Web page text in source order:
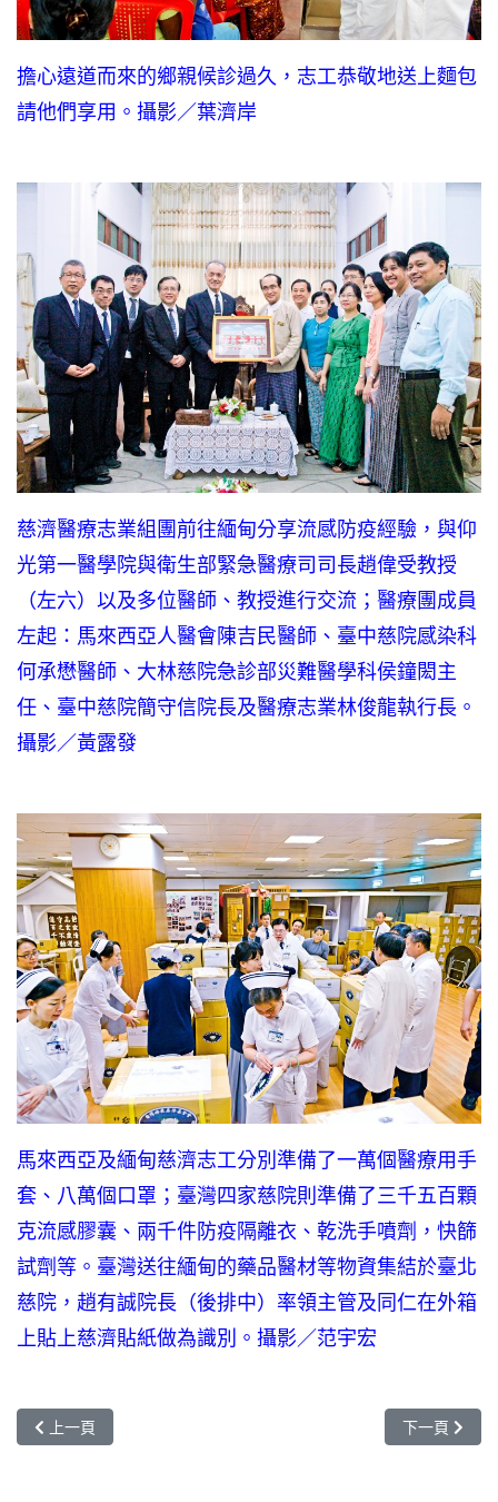
擔心遠道而來的鄉親候診過久，志工恭敬地送上麵包
請他們享用。攝影／葉濟岸
慈濟醫療志業組團前往緬甸分享流感防疫經驗，與仰
光第一醫學院與衛生部緊急醫療司司長趙偉受教授
（左六）以及多位醫師、教授進行交流；醫療團成員
左起：馬來西亞人醫會陳吉民醫師、臺中慈院感染科
何承懋醫師、大林慈院急診部災難醫學科侯鐘閎主
任、臺中慈院簡守信院長及醫療志業林俊龍執行長。
攝影／黃露發
馬來西亞及緬甸慈濟志工分別準備了一萬個醫療用手
套、八萬個口罩；臺灣四家慈院則準備了三千五百顆
克流感膠囊、兩千件防疫隔離衣、乾洗手噴劑，快篩
試劑等。臺灣送往緬甸的藥品醫材等物資集結於臺北
慈院，趙有誠院長（後排中）率領主管及同仁在外箱
上貼上慈濟貼紙做為識別。攝影／范宇宏
上一篇文章: 澳洲
上一頁 下一篇文章:
下一頁